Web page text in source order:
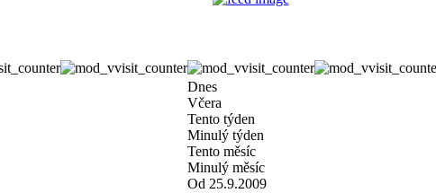
Dnes
Včera
Tento týden
Minulý týden
Tento měsíc
Minulý měsíc
Od 25.9.2009